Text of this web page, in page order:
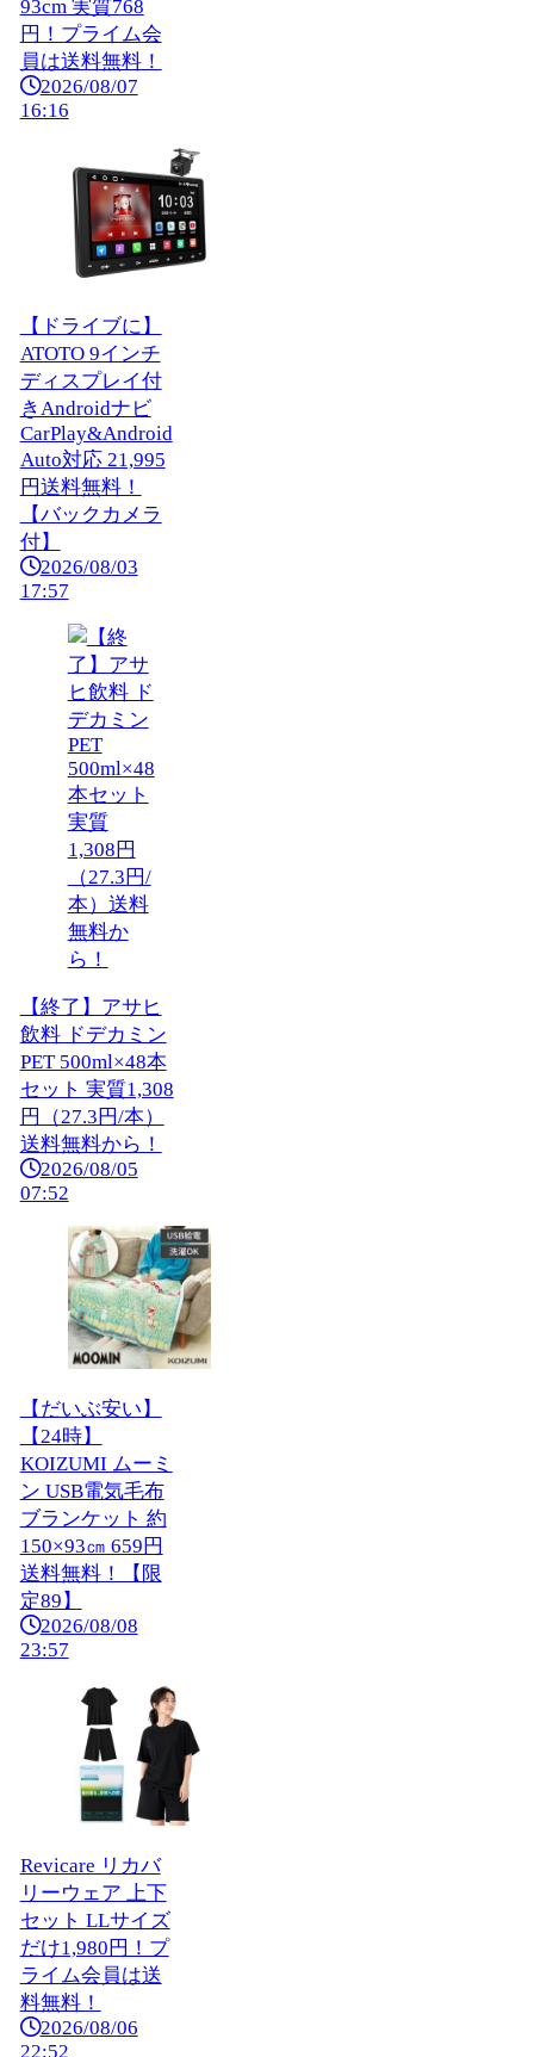
93cm 実質768
円！プライム会
員は送料無料！
2026/08/07
16:16
【ドライブに】
ATOTO 9インチ
ディスプレイ付
きAndroidナビ
CarPlay&Android
Auto対応 21,995
円送料無料！
【バックカメラ
付】
2026/08/03
17:57
【終了】アサヒ
飲料 ドデカミン
PET 500ml×48本
セット 実質1,308
円（27.3円/本）
送料無料から！
2026/08/05
07:52
【だいぶ安い】
【24時】
KOIZUMI ムーミ
ン USB電気毛布
ブランケット 約
150×93㎝ 659円
送料無料！【限
定89】
2026/08/08
23:57
Revicare リカバ
リーウェア 上下
セット LLサイズ
だけ1,980円！プ
ライム会員は送
料無料！
2026/08/06
22:52